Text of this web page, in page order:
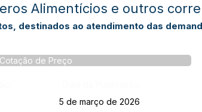
Alimentícios e outros
destinados ao atendimento das
Cotação de Preço
5 de março de 2026